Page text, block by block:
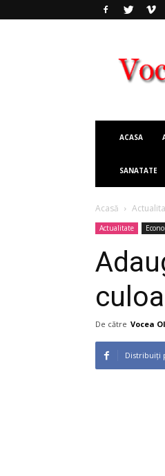
Olteniei
ACASA
SANATATE
Acasă
Actualitate
De către Vocea
Distribuiți